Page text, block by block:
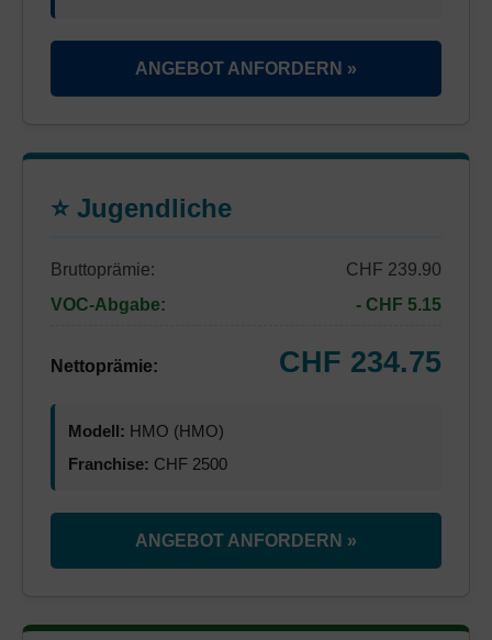
ANGEBOT ANFORDERN »
⭐ Jugendliche
Bruttoprämie:
CHF 239.90
VOC-Abgabe:
- CHF 5.15
Nettoprämie: CHF 234.75
Modell: HMO (HMO)
Franchise: CHF 2500
ANGEBOT ANFORDERN »